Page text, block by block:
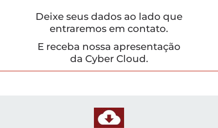
Deixe seus dados ao lado que
entraremos em contato.
E receba nossa apresentação
da Cyber Cloud.